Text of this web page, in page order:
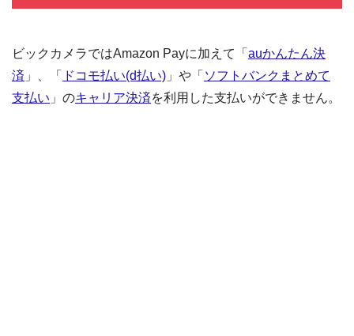
ビックカメラではAmazon Payに加えて「 auかんたん決
済 」、「 ドコモ払い(d払い) 」や「 ソフトバンクまとめて
支払い 」のキャリア決済を利用した支払いができません。